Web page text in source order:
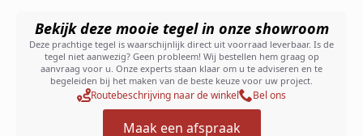
Bekijk deze mooie tegel in onze showroom
Deze prachtige tegel is waarschijnlijk direct uit voorraad leverbaar. Is de
tegel niet aanwezig? Geen probleem! Wij bestellen hem graag op
aanvraag voor u. Onze experts staan klaar om u te adviseren en te
begeleiden bij het maken van de beste keuze voor uw project.
Routebeschrijving naar de winkel Bel ons
Maak een afspraak